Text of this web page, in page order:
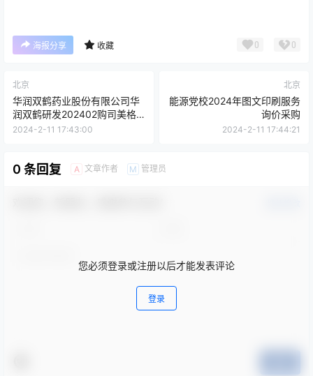
海报分享 收藏 0 0
北京
华润双鹤药业股份有限公司华
润双鹤研发202402购司美格
鲁肽参比140支变更公告
2024-2-11 17:43:00
北京
能源党校2024年图文印刷服务
询价采购
2024-2-11 17:44:21
0 条回复 A 文章作者 M 管理员
您必须登录或注册以后才能发表评论
登录